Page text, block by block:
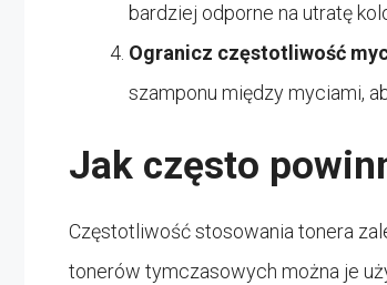
bardziej odporne na utratę
Ogranicz częstotliwość
szamponu między myciami,
Jak często
Częstotliwość stosowania tonera
tonerów tymczasowych można je